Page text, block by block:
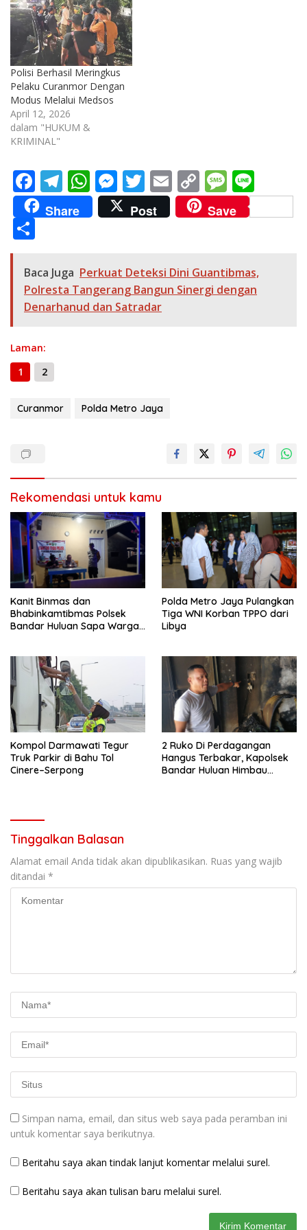
Polisi Berhasil Meringkus
Pelaku Curanmor Dengan
Modus Melalui Medsos
April 12, 2026
dalam "HUKUM &
KRIMINAL"
F
ac
e
o
o
k
T
el
e
a
m
W
h
at
A
p
p
M
e
ss
n
g
er
T
w
itt
E
m
ai
C
o
p
Li
n
M
e
ss
g
e
n
e
Share Post Save
ar
e
Baca Juga Perkuat Deteksi Dini Guantibmas,
Polresta Tangerang Bangun Sinergi dengan
Denarhanud dan Satradar
Laman:
1
2
Curanmor Polda Metro Jaya
Rekomendasi untuk kamu
Kanit Binmas dan
Bhabinkamtibmas Polsek
Bandar Huluan Sapa Warga
Polda Metro Jaya Pulangkan
Tiga WNI Korban TPPO dari
Libya
Kompol Darmawati Tegur
Truk Parkir di Bahu Tol
Cinere–Serpong
2 Ruko Di Perdagangan
Hangus Terbakar, Kapolsek
Bandar Huluan Himbau
Tinggalkan Balasan
Alamat email Anda tidak akan dipublikasikan. Ruas yang wajib
ditandai *
Simpan nama, email, dan situs web saya pada peramban ini
untuk komentar saya berikutnya.
Beritahu saya akan tindak lanjut komentar melalui surel.
Beritahu saya akan tulisan baru melalui surel.